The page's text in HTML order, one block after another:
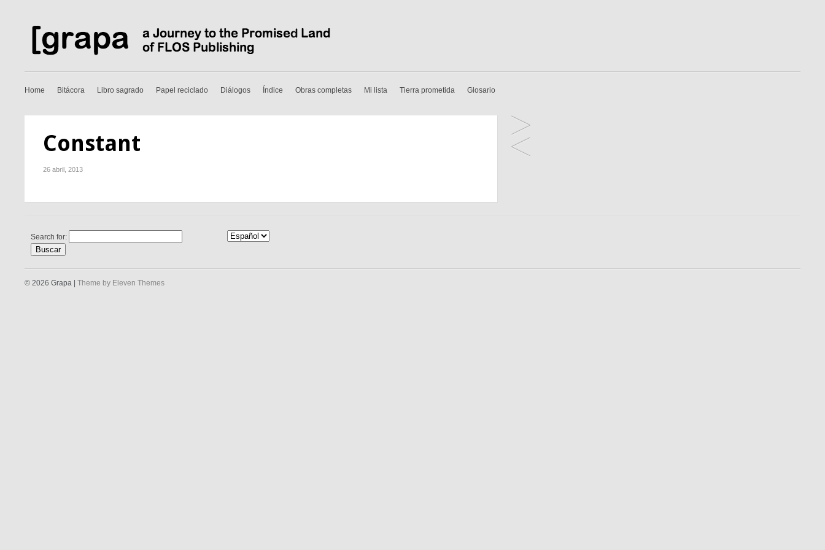
Home Bitácora Libro sagrado Papel reciclado Diálogos Índice Obras completas Mi lista Tierra prometida Glosario
Constant
26 abril, 2013
Search for:
© 2026 Grapa |Theme by Eleven Themes